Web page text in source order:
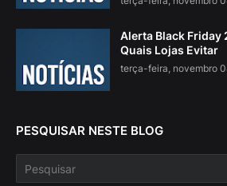
Alerta Black Friday
Quais Lojas Evitar
terça-feira, novembro
PESQUISAR NESTE BLOG